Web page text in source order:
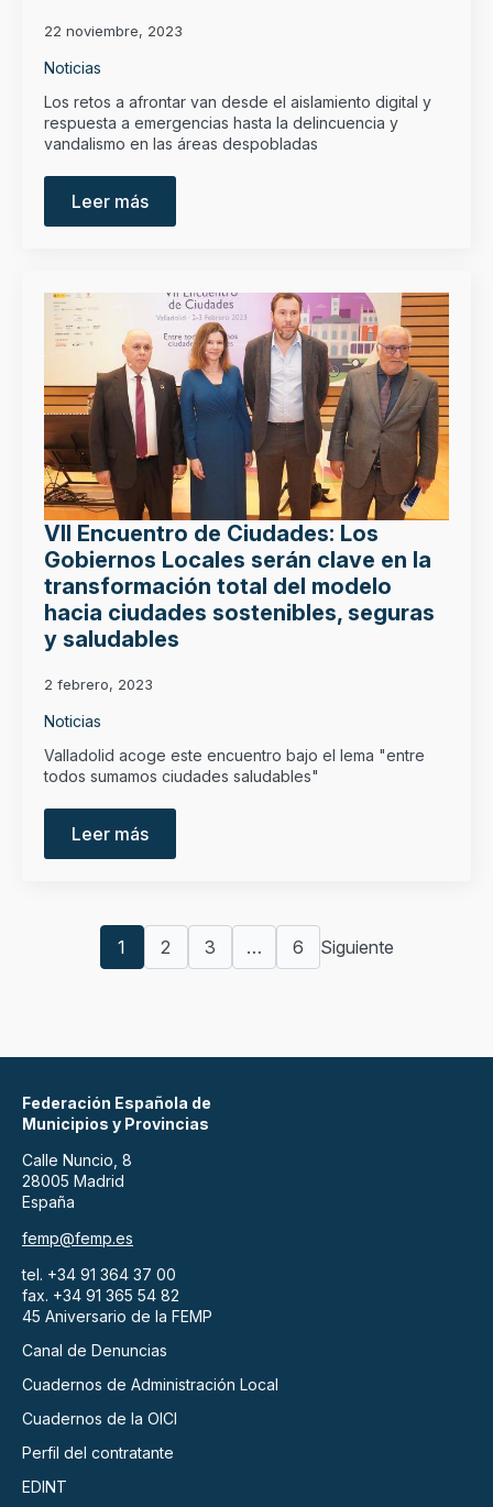
22 noviembre, 2023
Noticias
Los retos a afrontar van desde el aislamiento digital y
respuesta a emergencias hasta la delincuencia y
vandalismo en las áreas despobladas
Leer más
VII Encuentro de Ciudades: Los
Gobiernos Locales serán clave en la
transformación total del modelo
hacia ciudades sostenibles, seguras
y saludables
2 febrero, 2023
Noticias
Valladolid acoge este encuentro bajo el lema "entre
todos sumamos ciudades saludables"
Leer más
1 2 3 … 6 Siguiente
Federación Española de
Municipios y Provincias
Calle Nuncio, 8
28005 Madrid
España
femp@femp.es
tel. +34 91 364 37 00
fax. +34 91 365 54 82
45 Aniversario de la FEMP
Canal de Denuncias
Cuadernos de Administración Local
Cuadernos de la OICI
Perfil del contratante
EDINT